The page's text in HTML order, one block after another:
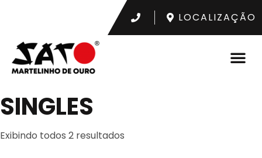
LOCALIZAÇÃO
SINGLES
Exibindo todos 2 resultados